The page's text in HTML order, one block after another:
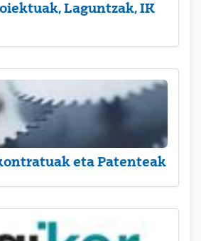
Laguntzak, IK
eta Patenteak